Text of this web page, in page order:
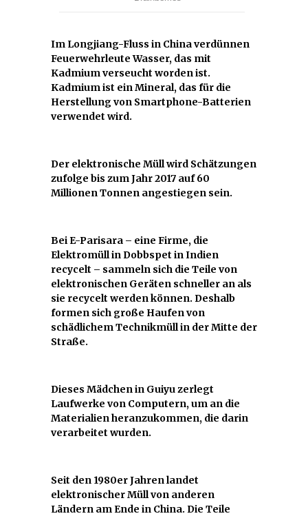
Im Longjiang-Fluss in China verdünnen
Feuerwehrleute Wasser, das mit
Kadmium verseucht worden ist.
Kadmium ist ein Mineral, das für die
Herstellung von Smartphone-Batterien
verwendet wird.
Der elektronische Müll wird Schätzungen
zufolge bis zum Jahr 2017 auf 60
Millionen Tonnen angestiegen sein.
Bei E-Parisara – eine Firme, die
Elektromüll in Dobbspet in Indien
recycelt – sammeln sich die Teile von
elektronischen Geräten schneller an als
sie recycelt werden können. Deshalb
formen sich große Haufen von
schädlichem Technikmüll in der Mitte der
Straße.
Dieses Mädchen in Guiyu zerlegt
Laufwerke von Computern, um an die
Materialien heranzukommen, die darin
verarbeitet wurden.
Seit den 1980er Jahren landet
elektronischer Müll von anderen
Ländern am Ende in China. Die Teile